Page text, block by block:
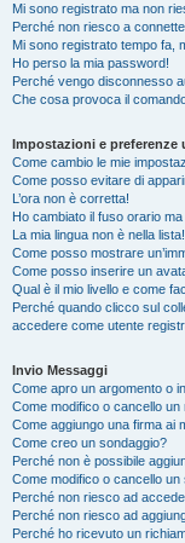
Mi sono registrato ma non
Perché non riesco a
Mi sono registrato tempo fa,
Ho perso la mia password!
Perché vengo disconnesso
Che cosa provoca il
Impostazioni e preferenze
Come cambio le mie
Come posso evitare di
L’ora non è corretta!
Ho cambiato il fuso orario
La mia lingua non è nella lista!
Come posso mostrare
Come posso inserire un
Qual è il mio livello e come
Perché quando clicco sul
accedere come utente
Invio Messaggi
Come apro un argomento o
Come modifico o cancello un
Come aggiungo una firma ai
Come creo un sondaggio?
Perché non è possibile
Come modifico o cancello un
Perché non riesco ad
Perché non riesco ad
Perché ho ricevuto un